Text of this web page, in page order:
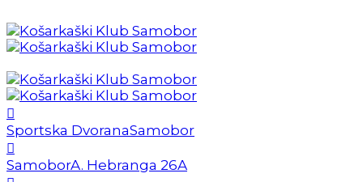
Sportska DvoranaSamobor
SamoborA. Hebranga 26A